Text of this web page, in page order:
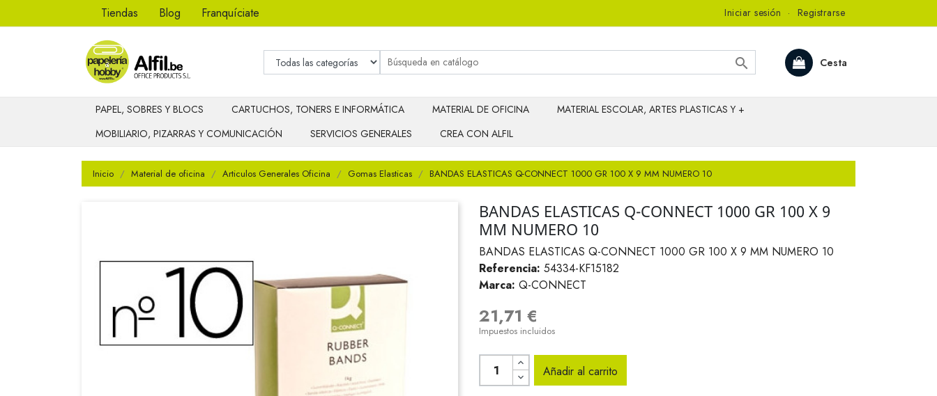
Tiendas Blog Franquíciate Iniciar sesión · Registrarse
Cesta

PAPEL, SOBRES Y BLOCS CARTUCHOS, TONERS E INFORMÁTICA MATERIAL DE OFICINA
MATERIAL ESCOLAR, ARTES PLASTICAS Y +
MOBILIARIO, PIZARRAS Y COMUNICACIÓN
SERVICIOS GENERALES CREA CON ALFIL
Inicio Material de oficina Articulos Generales Oficina Gomas Elasticas BANDAS ELASTICAS Q-CONNECT 1000 GR 100 X 9 MM NUMERO 10
BANDAS ELASTICAS Q-CONNECT 1000 GR 100 X 9
MM NUMERO 10
BANDAS ELASTICAS Q-CONNECT 1000 GR 100 X 9 MM NUMERO 10
Referencia: 54334-KF15182
Marca: Q-CONNECT
21,71 €
Impuestos incluidos
Añadir al carrito